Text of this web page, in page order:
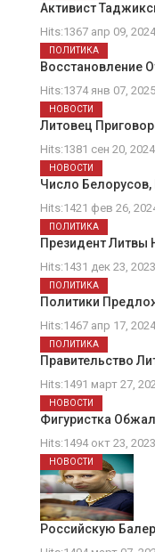
Активист
Hits:1367 апр 09,
Восстановление
Hits:1374 янв 07, 2025
ПОЛИТИКА
Литовец
Hits:1381 сен 20, 2024
НОВОСТИ
Число
Hits:1421 фев 26,
НОВОСТИ
Президент
Hits:1431 дек 23, 2023
ПОЛИТИКА
Политики
Hits:1467 апр 17,
ПОЛИТИКА
Правительство
Hits:1491 март 27,
ПОЛИТИКА
Фигуристка
Hits:1494 окт 23, 2023
НОВОСТИ
Российскую
НОВОСТИ